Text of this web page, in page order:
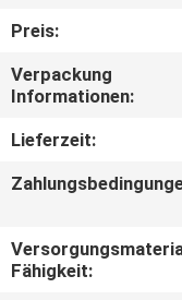
TRETEN
SIE
MIT
IN
VERBINDUNG
Preis:
Verpackung
Informationen:
Lieferzeit:
Fähigkeit: